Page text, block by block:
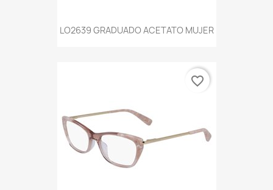
LO2639 GRADUADO ACETATO MUJER
favorite_border